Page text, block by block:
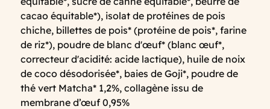
cacao équitable*), isolat de protéines de pois
chiche, billettes de pois* (protéine de pois*, farine
de riz*), poudre de blanc d'œuf* (blanc œuf*,
correcteur d'acidité: acide lactique), huile de noix
de coco désodorisée*, baies de Goji*, poudre de
thé vert Matcha* 1,2%, collagène issu de
membrane d’œuf 0,95%